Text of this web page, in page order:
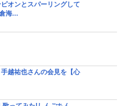
オンとスパーリングして
海...
手越祐也さんの会見を【心